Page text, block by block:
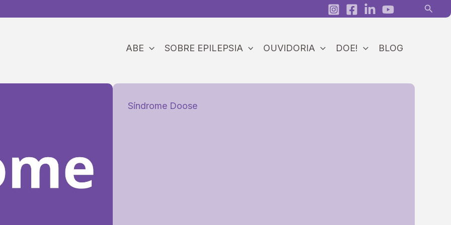
ABE SOBRE EPILEPSIA OUVIDORIA DOE! BLOG
Síndrome Doose